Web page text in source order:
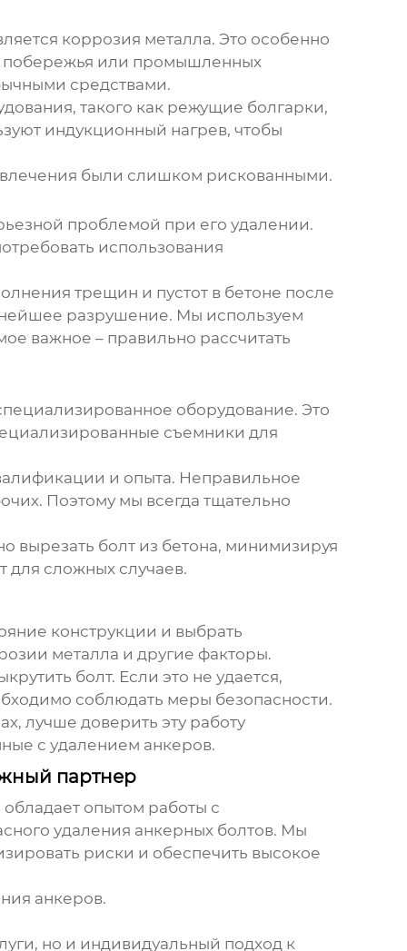
коррозия металла. Это особенно
побережья или промышленных
средствами.
такого как режущие болгарки,
индукционный нагрев, чтобы
были слишком рискованными.
проблемой при его удалении.
использования
трещин и пустот в бетоне после
разрушение. Мы используем
важное – правильно рассчитать
оборудование. Это
съемники для
и опыта. Неправильное
Поэтому мы всегда тщательно
вырезать болт из бетона, минимизируя
для сложных случаев.
конструкции и выбрать
металла и другие факторы.
болт. Если это не удается,
соблюдать меры безопасности.
лучше доверить эту работу
с удалением анкеров.
партнер
опытом работы с
удаления анкерных болтов. Мы
риски и обеспечить высокое
анкеров.
но и индивидуальный подход к